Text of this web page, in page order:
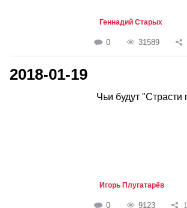
Геннадий Старых
0 31589
2018-01-19
Чьи будут "Страсти
Игорь Плугатарёв
0 9123